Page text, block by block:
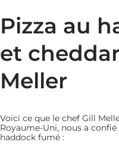
Pizza au
et
Meller
Voici ce que le chef Gill
Royaume-Uni, nous a
haddock fumé :